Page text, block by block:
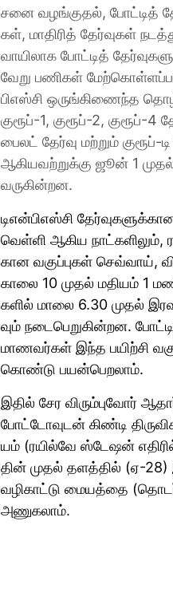
சனை வழங்​குதல், போட்​டித்
கள், மாதிரித் தேர்​வு​கள்
வாயி​லாக போட்​டித்
வேறு பணி​கள்
பிஎஸ்சி ஒருங்​கிணைந்த
குரூப்​-1, குரூப்​-2, குரூப்-
பைலட் தேர்வு மற்​றும் குரூப்​-
ஆகிய​வற்​றுக்கு ஜூன் 1 முதல்
வரு​கின்​றன.
டிஎன்​பிஎஸ்சி
வெள்ளி ஆகிய நாட்​களிலும்,
கான வகுப்​பு​கள் செவ்​வாய்,
காலை 10 ​முதல் மதி​யம் 1
களில் மாலை 6.30 முதல்
வும் நடை​பெறுகின்​றன.
மாணவர்​கள் இந்த பயிற்சி
கொண்டு பயன்​பெறலாம்.
இதில் சேர விரும்​புவோர்
போட்​டோவுடன் கிண்டி
யம் (ரயில்வே ஸ்டேஷன்
தின் முதல் தளத்​தில் (ஏ-28)
வழி​காட்டு மையத்தை
அணுகலாம்​.